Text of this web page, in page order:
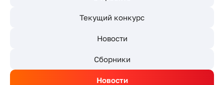
Текущий конкурс
Новости
Сборники
Новости